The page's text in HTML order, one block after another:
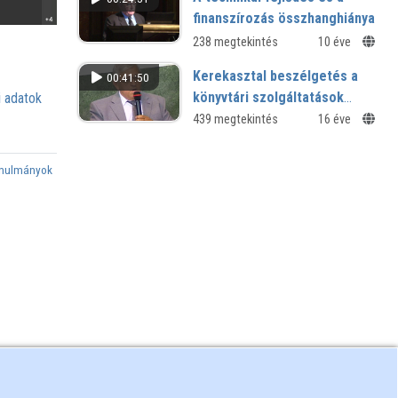
adatok
finanszírozás összhanghiánya
238 megtekintés 10 éve
00:41:50
Kerekasztal beszélgetés a
könyvtári szolgáltatások
szerzői jogi vonatkozásairól
439 megtekintés 16 éve